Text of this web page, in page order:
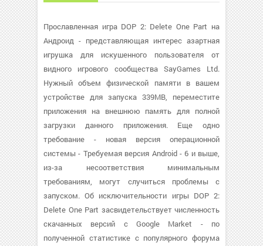
Прославленная игра DOP 2: Delete One Part на
Андроид - представляющая интерес азартная
игрушка для искушенного пользователя от
видного игрового сообщества SayGames Ltd.
Нужный объем физической памяти в вашем
устройстве для запуска 339MB, переместите
приложения на внешнюю память для полной
загрузки данного приложения. Еще одно
требование - новая версия операционной
системы - Требуемая версия Android - 6 и выше,
из-за несоответствия минимальным
требованиям, могут случиться проблемы с
запуском. Об исключительности игры DOP 2:
Delete One Part засвидетельствует численность
скачанных версий с Google Market - по
полученной статистике с популярного форума